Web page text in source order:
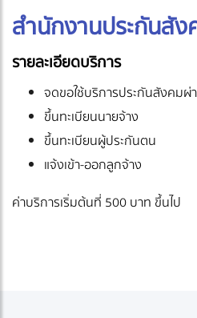
สำนักงานประกันสั
รายละเอียดบริการ
จดขอใช้บริการประกันสังคมผ่
ขึ้นทะเบียนนายจ้าง
ขึ้นทะเบียนผู้ประกันตน
แจ้งเข้า-ออกลูกจ้าง
ค่าบริการเริ่มต้นที่ 500 บาท ขึ้นไป